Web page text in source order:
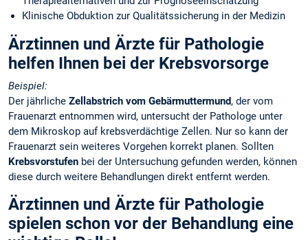
Klinische Obduktion zur Qualitätssicherung in der Medizin
Ärztinnen und Ärzte für Pathologie
helfen Ihnen bei der Krebsvorsorge
Beispiel:
Der jährliche Zellabstrich vom Gebärmuttermund, der vom
Frauenarzt entnommen wird, untersucht der Pathologe unter
dem Mikroskop auf krebsverdächtige Zellen. Nur so kann der
Frauenarzt sein weiteres Vorgehen korrekt planen. Sollten
Krebsvorstufen bei der Untersuchung gefunden werden, können
diese durch weitere Behandlungen direkt entfernt werden.
Ärztinnen und Ärzte für Pathologie
spielen schon vor der Behandlung eine